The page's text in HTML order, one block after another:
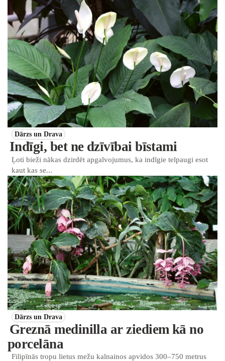
Dārzs un Drava
Indīgi, bet ne dzīvībai bīstami
Ļoti bieži nākas dzirdēt apgalvojumus, ka indīgie telpaugi esot
kaut kas se...
Dārzs un Drava
Greznā medinilla ar ziediem kā no
porcelāna
Filipīnās tropu lietus mežu kalnainos apvidos 300–750 metrus